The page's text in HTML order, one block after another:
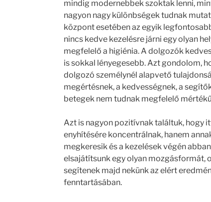
mindig modernebbek szoktak lenni,
nagyon nagy különbségek tudnak
központ esetében az egyik
nincs kedve kezelésre járni egy olyan
megfelelő a higiénia. A dolgozók
is sokkal lényegesebb. Azt gondolom,
dolgozó személynél alapvető
megértésnek, a kedvességnek, a
betegek nem tudnak megfelelő
Azt is nagyon pozitívnak találtuk, hogy
enyhítésére koncentrálnak, hanem
megkeresik és a kezelések végén
elsajátítsunk egy olyan mozgásformát,
segítenek majd nekünk az elért
fenntartásában.